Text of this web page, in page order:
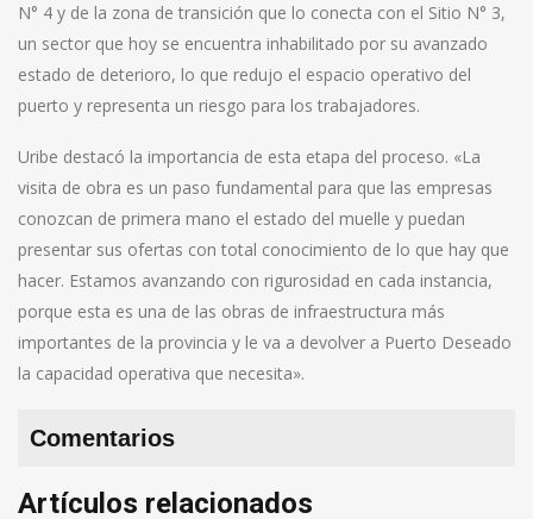
N° 4 y de la zona de transición que lo conecta con el Sitio N° 3,
un sector que hoy se encuentra inhabilitado por su avanzado
estado de deterioro, lo que redujo el espacio operativo del
puerto y representa un riesgo para los trabajadores.
Uribe destacó la importancia de esta etapa del proceso. «La
visita de obra es un paso fundamental para que las empresas
conozcan de primera mano el estado del muelle y puedan
presentar sus ofertas con total conocimiento de lo que hay que
hacer. Estamos avanzando con rigurosidad en cada instancia,
porque esta es una de las obras de infraestructura más
importantes de la provincia y le va a devolver a Puerto Deseado
la capacidad operativa que necesita».
Comentarios
Artículos relacionados